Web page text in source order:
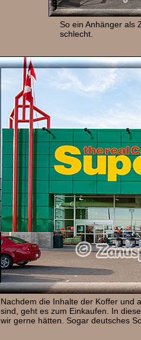
So ein Anhänger als
schlecht.
Nachdem die Inhalte der Koffer und
sind, geht es zum Einkaufen. In
wir gerne hätten. Sogar deutsches